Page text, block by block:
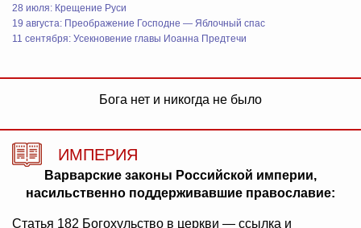
28 июля: Крещение Руси
19 августа: Преображение Господне — Яблочный спас
11 сентября: Усекновение главы Иоанна Предтечи
Бога нет и никогда не было
ИМПЕРИЯ
Варварские законы Российской империи,
насильственно поддерживавшие православие:
Статья 182 Богохульство в церкви — ссылка и